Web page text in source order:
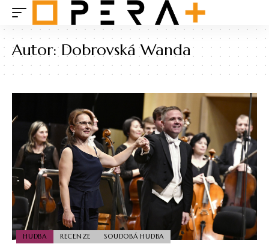
Autor:Dobrovská Wanda
HUDBA RECENZE SOUDOBÁ HUDBA